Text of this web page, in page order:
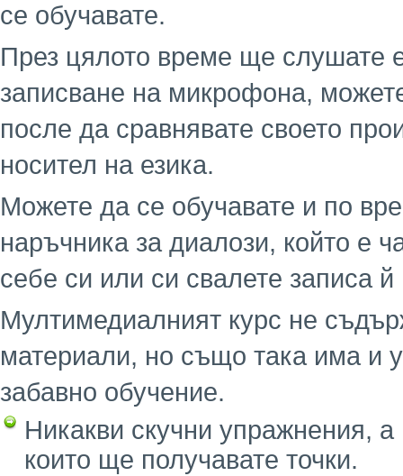
се обучавате.
През цялото време ще слушате
записване на микрофона,
после да сравнявате своето
носител на езика.
Можете да се обучавате и по
наръчника за диалози, който е
себе си или си свалете записа
Мултимедиалният курс не
материали, но също така има и
забавно обучение.
Никакви скучни упражнения,
които ще получавате точки.